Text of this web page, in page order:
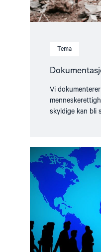
Tema
Vi
skyldige kan bli